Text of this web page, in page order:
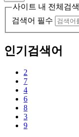
사이트 내 전체검색
검색어 필수
인기검색어
2
7
4
6
8
3
9